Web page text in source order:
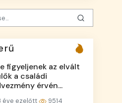
figyeljenek az elvált
a családi
érvén...
éve ezelőtt 9514